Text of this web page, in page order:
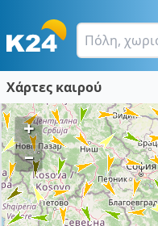
Χάρτες καιρού
+
–